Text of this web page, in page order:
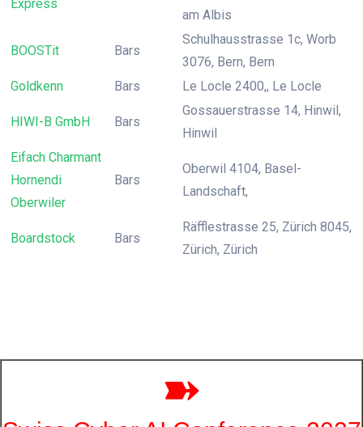
Express
am Albis
BOOSTit Bars
Schulhausstrasse 1c, Worb
3076, Bern, Bern
Goldkenn
Bars Le Locle 2400,, Le Locle
HIWI-B GmbH Bars
Gossauerstrasse 14, Hinwil,
Hinwil
Eifach Charmant
Hornendi
Oberwiler
Bars
Oberwil 4104, Basel-
Landschaft,
Boardstock Bars
Räfflestrasse 25, Zürich 8045,
Zürich, Zürich